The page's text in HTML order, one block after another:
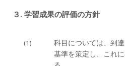
３. 学習成果の評価の方針
(1)
科目については、到
基準を策定し、これ